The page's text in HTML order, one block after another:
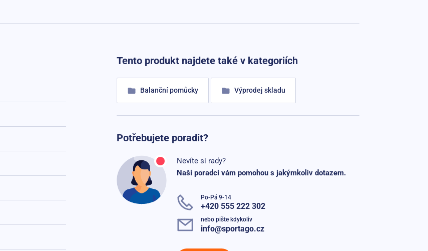
Tento produkt najdete také v kategoriích
Balanční pomůcky Výprodej skladu
Potřebujete poradit?
Nevíte si rady?
Naši poradci vám pomohou s jakýmkoliv dotazem.
Po-Pá 9-14
+420 555 222 302
nebo pište kdykoliv
info@sportago.cz